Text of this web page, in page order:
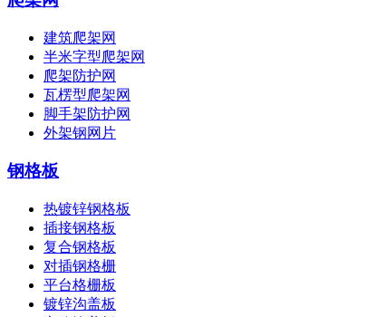
建筑爬架网
半米字型爬架网
爬架防护网
瓦楞型爬架网
脚手架防护网
外架钢网片
钢格板
热镀锌钢格板
插接钢格板
复合钢格板
对插钢格栅
平台格栅板
镀锌沟盖板